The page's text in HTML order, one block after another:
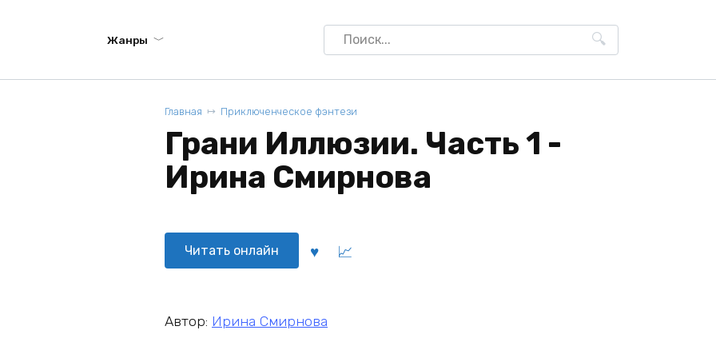
Жанры
Search
for:
Главная Приключенческое фэнтези
Грани Иллюзии. Часть 1 -
Ирина Смирнова
Читать онлайн
Автор: Ирина Смирнова